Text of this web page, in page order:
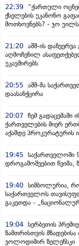
22:39
“ქართული
ქსელების უკანონო
მოთხოვნებს? - ჯო
21:20 აშშ-ის
აღმოჩენილ
უკავშირებს
20:55 აშშ-მა
დაასანქცირა
20:07 ჩემ გადაცემაში
ქართველების მიერ
აქამდე პროკურატურის
19:45 საქართველოში
დროგამოშვებით წვიმა,
19:40 სიმბოლურია,
საქართველოს
გაკეთდა -
19:04 სერბეთის
ზამთრისთვის
ვოლოდიმირ ზელენსკი